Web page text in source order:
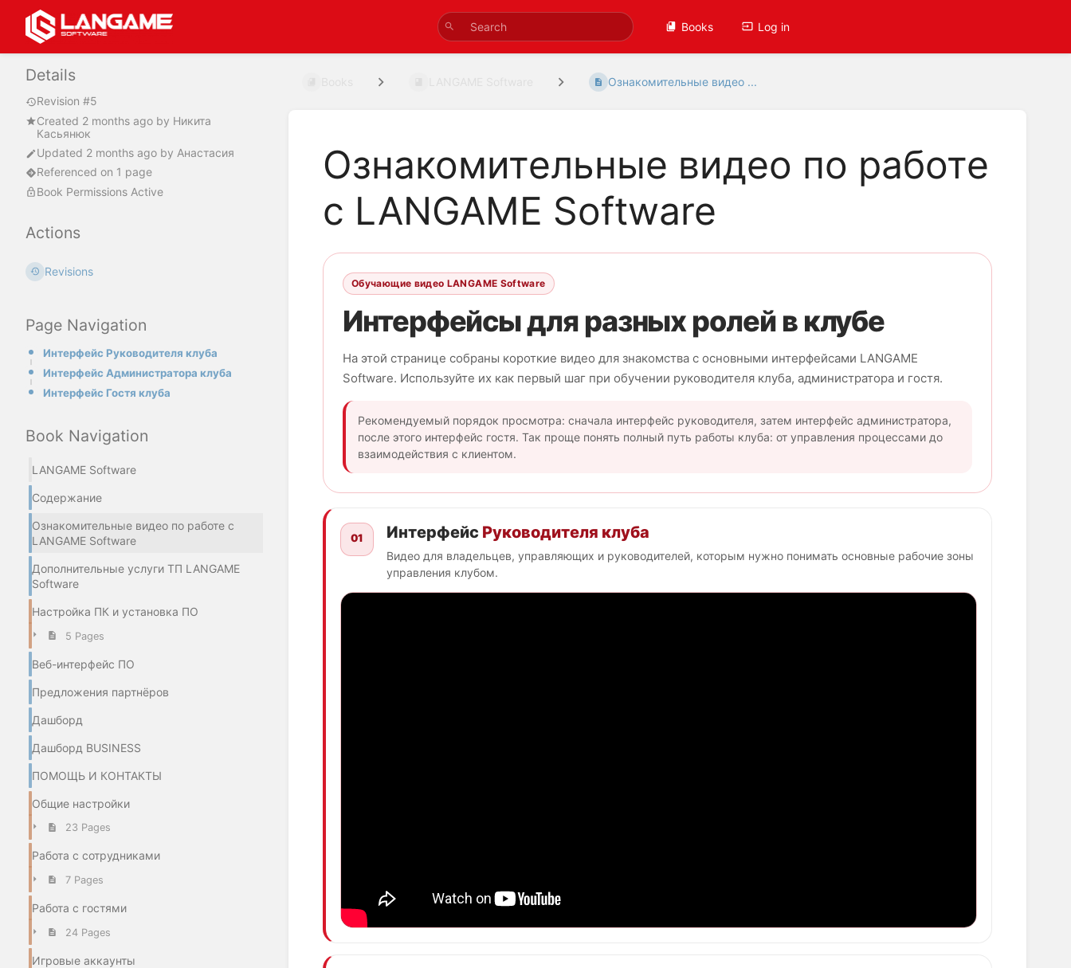
Books Log in
Details
Revision #5
Created 2 months ago by Никита
Касьянюк
Updated 2 months ago by Анастасия
Referenced on 1 page
Book Permissions Active
Actions
Revisions
Page Navigation
Интерфейс Руководителя клуба
Интерфейс Администратора клуба
Интерфейс Гостя клуба
Book Navigation
LANGAME Software
Содержание
Ознакомительные видео по работе с
LANGAME Software
Дополнительные услуги ТП LANGAME
Software
Настройка ПК и установка ПО
5 Pages
Веб-интерфейс ПО
Предложения партнёров
Дашборд
Дашборд BUSINESS
ПОМОЩЬ И КОНТАКТЫ
Общие настройки
23 Pages
Работа с сотрудниками
7 Pages
Работа с гостями
24 Pages
Игровые аккаунты
Ознакомительные видео ...
Ознакомительные видео по работе
с LANGAME Software
Обучающие видео LANGAME Software
Интерфейсы для разных ролей в клубе
На этой странице собраны короткие видео для знакомства с основными интерфейсами LANGAME
Software. Используйте их как первый шаг при обучении руководителя клуба, администратора и гостя.
Рекомендуемый порядок просмотра: сначала интерфейс руководителя, затем интерфейс администратора,
после этого интерфейс гостя. Так проще понять полный путь работы клуба: от управления процессами до
взаимодействия с клиентом.
01 Интерфейс Руководителя клуба
Видео для владельцев, управляющих и руководителей, которым нужно понимать основные рабочие зоны
управления клубом.